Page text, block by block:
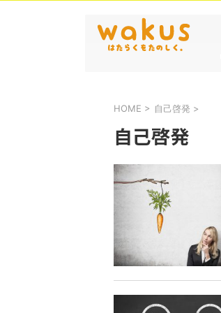
HOME > 自己啓発 >
自己啓発